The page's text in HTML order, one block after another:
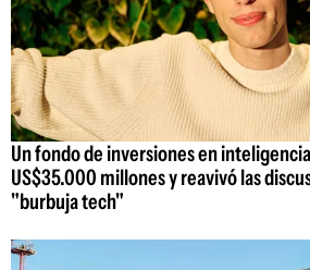
Un fondo de inversiones en
US$35.000 millones y reavivó las
"burbuja tech"